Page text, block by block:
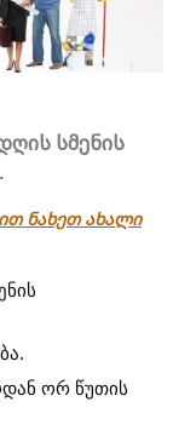
სმენის
ნახეთ ახალი
ორ წუთის